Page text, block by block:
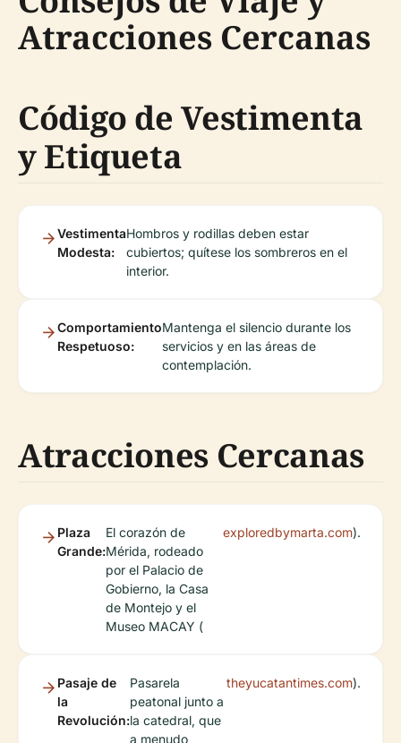
Atracciones Cercanas
Código de Vestimenta
y Etiqueta
Vestimenta
Modesta:
Hombros y rodillas deben estar
cubiertos; quítese los sombreros en el
interior.
Comportamiento
Respetuoso:
Mantenga el silencio durante los
servicios y en las áreas de
contemplación.
Atracciones Cercanas
Plaza
Grande:
El corazón de
Mérida, rodeado
por el Palacio de
Gobierno, la Casa
de Montejo y el
Museo MACAY (
exploredbymarta.com).
Pasaje de
la
Revolución:
Pasarela
peatonal junto a
la catedral, que
a menudo
theyucatantimes.com).